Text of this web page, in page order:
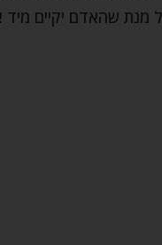
מנת שהאדם יקיים